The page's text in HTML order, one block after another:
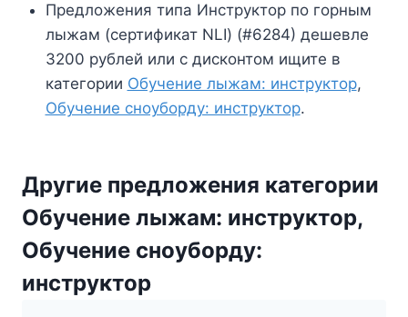
Предложения типа Инструктор по горным
лыжам (сертификат NLI) (#6284) дешевле
3200 рублей или с дисконтом ищите в
категории Обучение лыжам: инструктор,
Обучение сноуборду: инструктор.
Другие предложения категории
Обучение лыжам: инструктор,
Обучение сноуборду:
инструктор